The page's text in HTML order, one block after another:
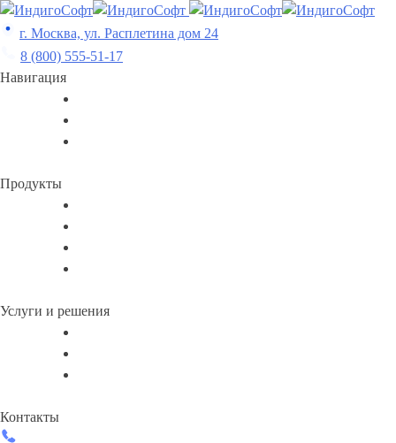
Skip
to
content
г. Москва, ул. Расплетина дом 24
8 (800) 555-51-17
Навигация
Продукты
Услуги и решения
Контакты